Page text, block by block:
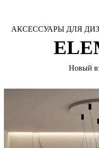
АКСЕССУАРЫ ДЛЯ
Новый